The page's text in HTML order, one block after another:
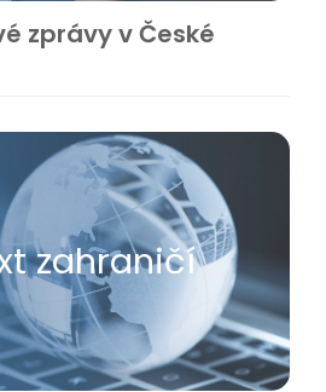
zprávy v České
zahraničí